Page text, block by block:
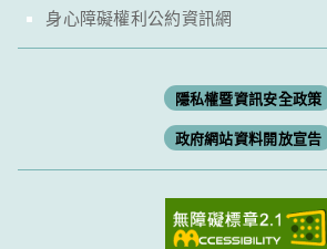
身心障礙權利公約資訊網
隱私權暨資訊安全政策
政府網站資料開放宣告